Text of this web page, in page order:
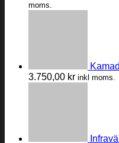
moms.
3.750,00 kr inkl moms.